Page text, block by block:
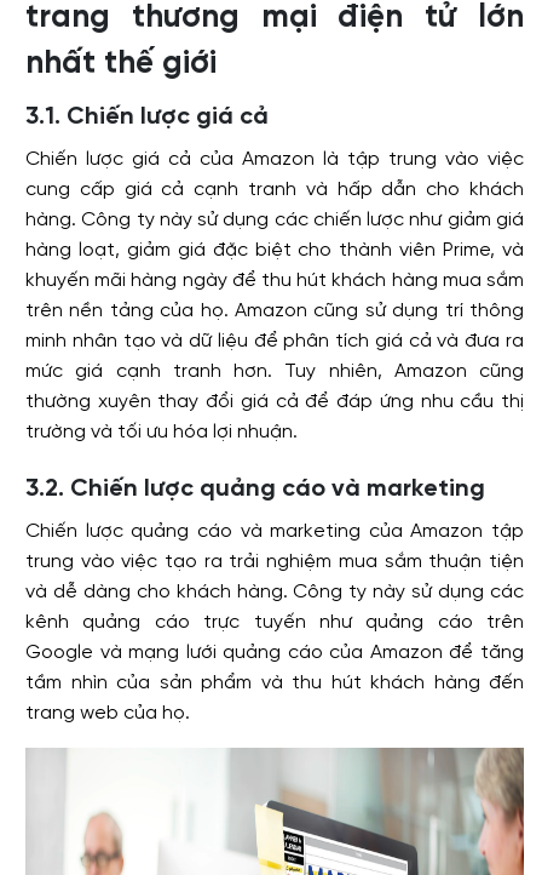
trang thương mại điện tử lớn
nhất thế giới
3.1. Chiến lược giá cả
Chiến lược giá cả của Amazon là tập trung vào việc
cung cấp giá cả cạnh tranh và hấp dẫn cho khách
hàng. Công ty này sử dụng các chiến lược như giảm giá
hàng loạt, giảm giá đặc biệt cho thành viên Prime, và
khuyến mãi hàng ngày để thu hút khách hàng mua sắm
trên nền tảng của họ. Amazon cũng sử dụng trí thông
minh nhân tạo và dữ liệu để phân tích giá cả và đưa ra
mức giá cạnh tranh hơn. Tuy nhiên, Amazon cũng
thường xuyên thay đổi giá cả để đáp ứng nhu cầu thị
trường và tối ưu hóa lợi nhuận.
3.2. Chiến lược quảng cáo và marketing
Chiến lược quảng cáo và marketing của Amazon tập
trung vào việc tạo ra trải nghiệm mua sắm thuận tiện
và dễ dàng cho khách hàng. Công ty này sử dụng các
kênh quảng cáo trực tuyến như quảng cáo trên
Google và mạng lưới quảng cáo của Amazon để tăng
tầm nhìn của sản phẩm và thu hút khách hàng đến
trang web của họ.